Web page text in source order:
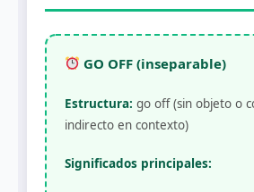
GO OFF (inseparable)
Estructura: go off (sin objeto o
indirecto en contexto)
Significados principales: